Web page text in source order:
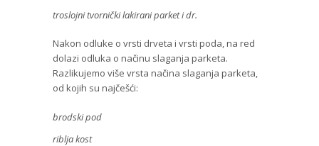
troslojni tvornički lakirani parket i dr.
Nakon odluke o vrsti drveta i vrsti poda, na red
dolazi odluka o načinu slaganja parketa.
Razlikujemo više vrsta načina slaganja parketa,
od kojih su najčešći:
brodski pod
riblja kost